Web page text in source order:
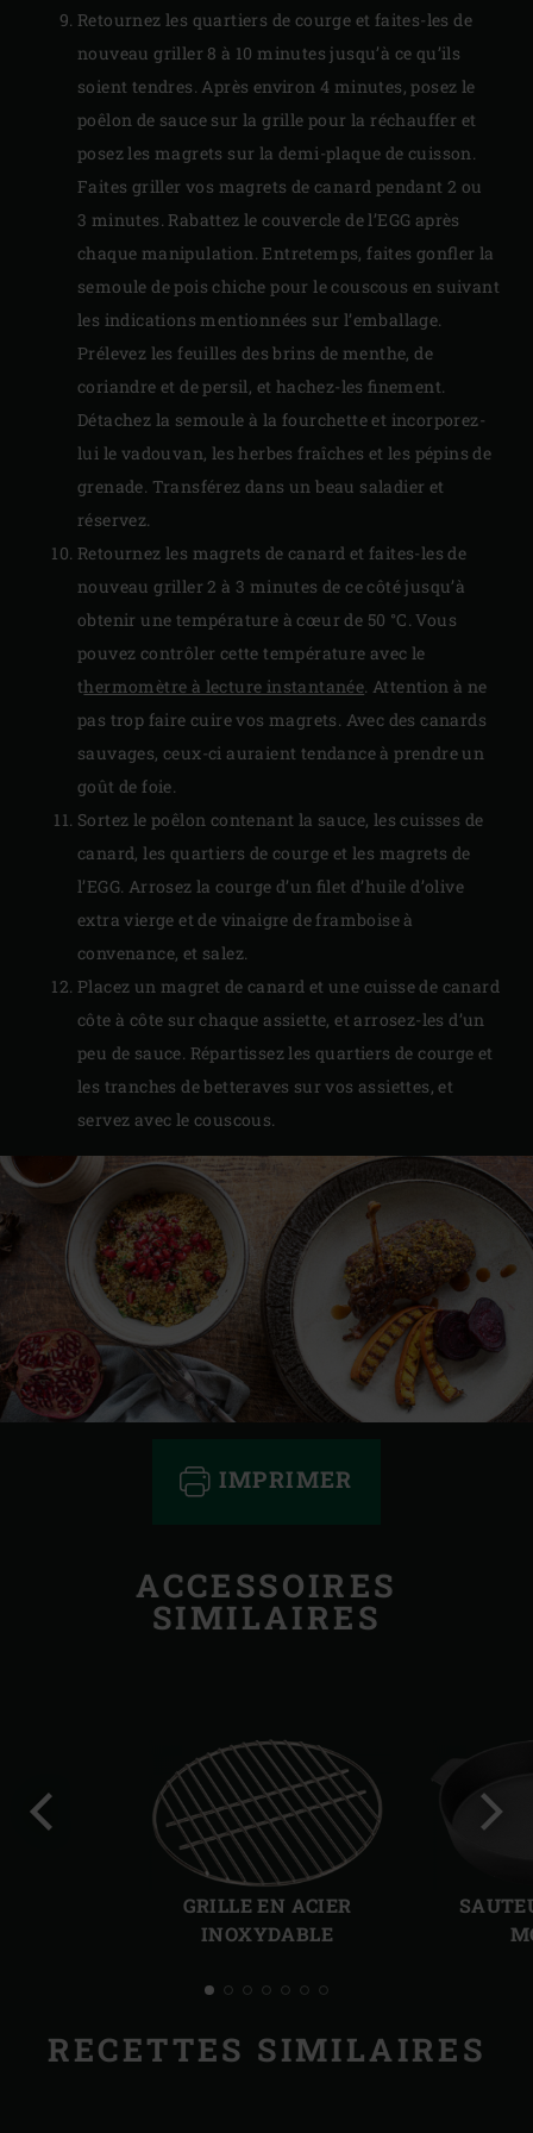
Retournez les quartiers de courge et faites-les de
nouveau griller 8 à 10 minutes jusqu’à ce qu’ils
soient tendres. Après environ 4 minutes, posez le
poêlon de sauce sur la grille pour la réchauffer et
posez les magrets sur la demi-plaque de cuisson.
Faites griller vos magrets de canard pendant 2 ou
3 minutes. Rabattez le couvercle de l’EGG après
chaque manipulation. Entretemps, faites gonfler la
semoule de pois chiche pour le couscous en suivant
les indications mentionnées sur l’emballage.
Prélevez les feuilles des brins de menthe, de
coriandre et de persil, et hachez-les finement.
Détachez la semoule à la fourchette et incorporez-
lui le vadouvan, les herbes fraîches et les pépins de
grenade. Transférez dans un beau saladier et
réservez.
Retournez les magrets de canard et faites-les de
nouveau griller 2 à 3 minutes de ce côté jusqu’à
obtenir une température à cœur de 50 °C. Vous
pouvez contrôler cette température avec le
thermomètre à lecture instantanée. Attention à ne
pas trop faire cuire vos magrets. Avec des canards
sauvages, ceux-ci auraient tendance à prendre un
goût de foie.
Sortez le poêlon contenant la sauce, les cuisses de
canard, les quartiers de courge et les magrets de
l’EGG. Arrosez la courge d’un filet d’huile d’olive
extra vierge et de vinaigre de framboise à
convenance, et salez.
Placez un magret de canard et une cuisse de canard
côte à côte sur chaque assiette, et arrosez-les d’un
peu de sauce. Répartissez les quartiers de courge et
les tranches de betteraves sur vos assiettes, et
servez avec le couscous.
IMPRIMER
ACCESSOIRES
SIMILAIRES
GRILLE EN ACIER
INOXYDABLE
RECETTES SIMILAIRES